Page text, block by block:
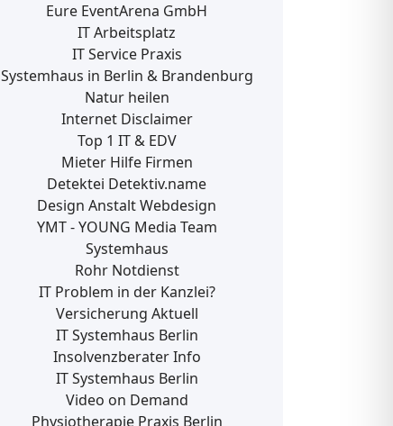
Eure EventArena GmbH
IT Arbeitsplatz
IT Service Praxis
Systemhaus in Berlin & Brandenburg
Natur heilen
Internet Disclaimer
Top 1 IT & EDV
Mieter Hilfe Firmen
Detektei Detektiv.name
Design Anstalt Webdesign
YMT - YOUNG Media Team
Systemhaus
Rohr Notdienst
IT Problem in der Kanzlei?
Versicherung Aktuell
IT Systemhaus Berlin
Insolvenzberater Info
IT Systemhaus Berlin
Video on Demand
Physiotherapie Praxis Berlin